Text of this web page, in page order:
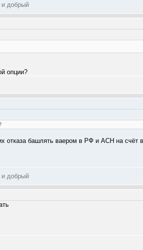
и добрый
опции?
отказа башлять ваером в РФ и ACH на счёт
и добрый